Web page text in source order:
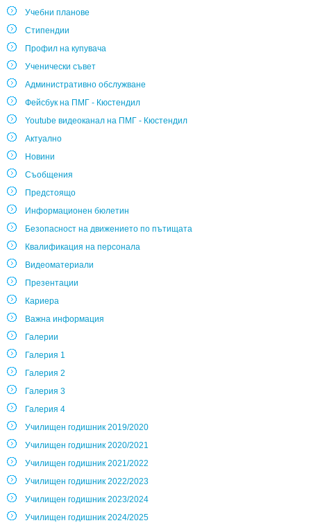
Учебни планове
Стипендии
Профил на купувача
Ученически съвет
Административно обслужване
Фейсбук на ПМГ - Кюстендил
Youtube видеоканал на ПМГ - Кюстендил
Актуално
Новини
Съобщения
Предстоящо
Информационен бюлетин
Безопасност на движението по пътищата
Квалификация на персонала
Видеоматериали
Презентации
Кариера
Важна информация
Галерии
Галерия 1
Галерия 2
Галерия 3
Галерия 4
Училищен годишник 2019/2020
Училищен годишник 2020/2021
Училищен годишник 2021/2022
Училищен годишник 2022/2023
Училищен годишник 2023/2024
Училищен годишник 2024/2025